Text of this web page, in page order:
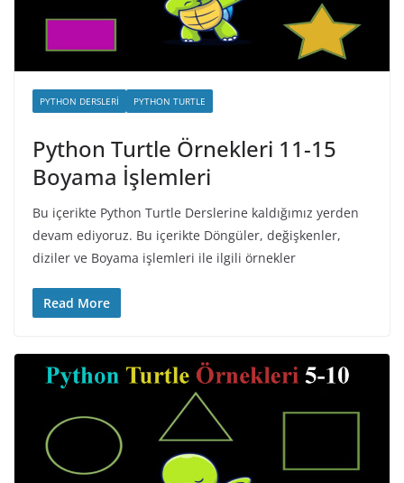
PYTHON DERSLERI PYTHON TURTLE
Python Turtle Örnekleri 11-15
Boyama İşlemleri
Bu içerikte Python Turtle Derslerine kaldığımız yerden
devam ediyoruz. Bu içerikte Döngüler, değişkenler,
diziler ve Boyama işlemleri ile ilgili örnekler
Read More